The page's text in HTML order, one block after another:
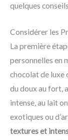
quelques
Considérer les
La première
personnelles en
chocolat de luxe
du doux au fort,
intense, au lait
exotiques ou
textures et